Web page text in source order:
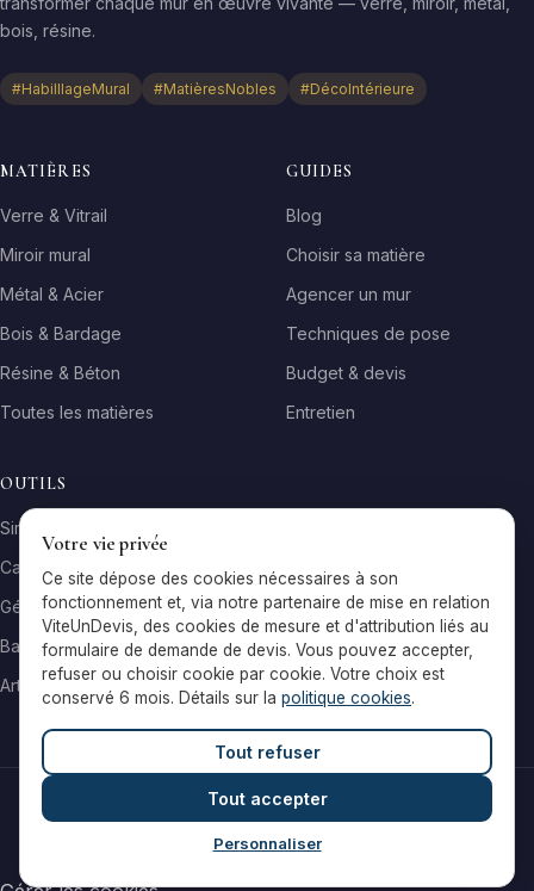
bois, résine.
#HabilllageMural #MatièresNobles #DécoIntérieure
MATIÈRES
Verre & Vitrail
Miroir mural
Métal & Acier
Bois & Bardage
Résine & Béton
Toutes les matières
GUIDES
Blog
Choisir sa matière
Agencer un mur
Techniques de pose
Budget & devis
Entretien
OUTILS
Simulateur matière
Calculateur surface
Générateur galerie
Baromètre de prix
Artisans par ville
© 2026 Reflets & Matières — Tous droits réservés
Mentions légales
Cookies
Votre vie privée
Ce site dépose des cookies nécessaires à son
fonctionnement et, via notre partenaire de mise en relation
ViteUnDevis, des cookies de mesure et d'attribution liés au
formulaire de demande de devis. Vous pouvez accepter,
refuser ou choisir cookie par cookie. Votre choix est
conservé 6 mois. Détails sur la politique cookies.
Tout refuser
Tout accepter
Personnaliser